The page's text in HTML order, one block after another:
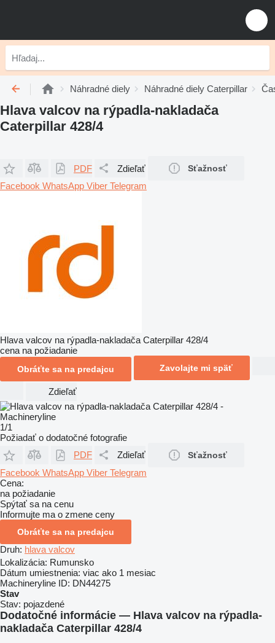
Náhradné diely Náhradné diely Caterpillar
Hlava valcov na rýpadla-nakladača
Caterpillar 428/4
PDF Zdieľať Sťažnosť
Facebook WhatsApp Viber Telegram
Hlava valcov na rýpadla-nakladača Caterpillar 428/4
cena na požiadanie
Obráťte sa na predajcu Zavolajte mi späť
Zdieľať
1/1
Požiadať o dodatočné fotografie
PDF
Zdieľať Sťažnosť
Facebook WhatsApp Viber Telegram
Cena:
na požiadanie
Spýtať sa na cenu
Informujte ma o zmene ceny
Obráťte sa na predajcu
Druh: hlava valcov
Lokalizácia: Rumunsko
Dátum umiestnenia: viac ako 1 mesiac
Machineryline ID: DN44275
Stav
Stav: pojazdené
Dodatočné informácie — Hlava valcov na rýpadla-
nakladača Caterpillar 428/4